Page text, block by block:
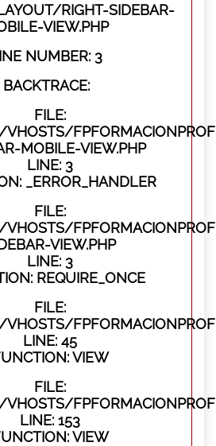
RIGHT-SIDEBAR-
VIEW.PHP
NUMBER: 3
BACKTRACE:
FILE:
MOBILE-VIEW.PHP
LINE: 3
_ERROR_HANDLER
FILE:
VIEW.PHP
LINE: 3
REQUIRE_ONCE
FILE:
LINE: 45
VIEW
FILE:
LINE: 153
VIEW